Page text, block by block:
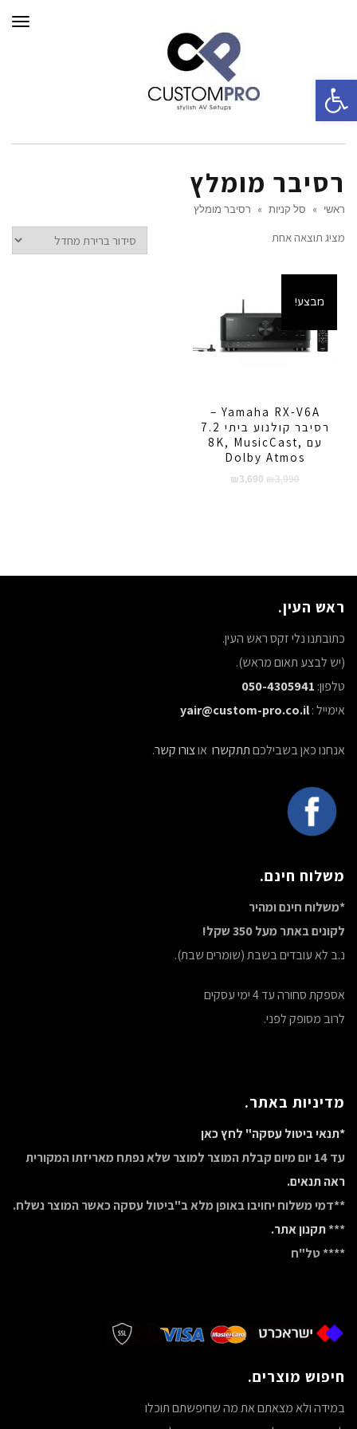
רסיבר מומלץ
ראשי » סל קניות » רסיבר מומלץ
מציג תוצאה אחת
מבצע!
Yamaha RX-V6A –
רסיבר קולנוע ביתי 7.2
עם 8K, MusicCast,
Dolby Atmos
₪3,990
המחיר₪ 3,690
המחיר
ראש העין.
כתובתנו נלי זקס ראש העין.
(יש לבצע תאום מראש).
טלפון: 050-4305941
אימייל :yair@custom-pro.co.il
אנחנו כאן בשבילכםתתקשרו אוצורו קשר.
משלוח חינם.
*משלוח חינם ומהיר
לקונים באתר מעל 350 שקל!
נ.ב לא עובדים בשבת (שומרים שבת).
אספקת סחורה עד 4 ימי עסקים
לרוב מסופק לפני.
מדיניות באתר.
*תנאי ביטול עסקה" לחץ כאן
עד 14 יום מיום קבלת המוצר למוצר שלא נפתח מאריזתו המקורית
ראה תנאים.
**דמי משלוח יחויבו באופן מלא ב"ביטול עסקה כאשר המוצר נשלח.
***תקנון אתר.
**** טל"ח
חיפוש מוצרים.
במידה ולא מצאתם את מה שחיפשתם תוכלו
פתח סרגל נגישות